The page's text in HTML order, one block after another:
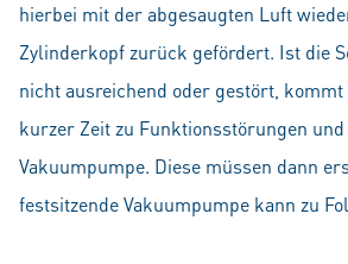
hierbei mit der abgesaugten Luft
Zylinderkopf zurück gefördert. Ist die
nicht ausreichend oder gestört, kommt
kurzer Zeit zu Funktionsstörungen
Vakuumpumpe. Diese müssen dann
festsitzende Vakuumpumpe kann zu